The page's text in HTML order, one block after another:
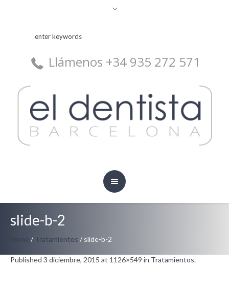
Llámenos +34 935 272 571
slide-b-2
/ Tratamientos / slide-b-2
Published 3 diciembre, 2015 at 1126×549 in Tratamientos.